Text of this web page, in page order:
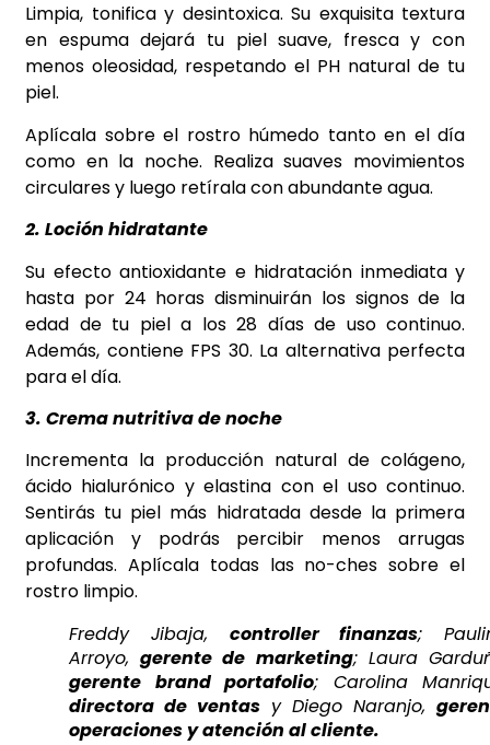
Limpia, tonifica y desintoxica. Su exquisita textura
en espuma dejará tu piel suave, fresca y con
menos oleosidad, respetando el PH natural de tu
piel.
Aplícala sobre el rostro húmedo tanto en el día
como en la noche. Realiza suaves movimientos
circulares y luego retírala con abundante agua.
2. Loción hidratante
Su efecto antioxidante e hidratación inmediata y
hasta por 24 horas disminuirán los signos de la
edad de tu piel a los 28 días de uso continuo.
Además, contiene FPS 30. La alternativa perfecta
para el día.
3. Crema nutritiva de noche
Incrementa la producción natural de colágeno,
ácido hialurónico y elastina con el uso continuo.
Sentirás tu piel más hidratada desde la primera
aplicación y podrás percibir menos arrugas
profundas. Aplícala todas las no-ches sobre el
rostro limpio.
Freddy Jibaja, controller finanzas;
Arroyo,gerente de marketing; Laura
gerente brand portafolio; Carolina
directora de ventas y Diego Naranjo,
operaciones y atención al cliente.